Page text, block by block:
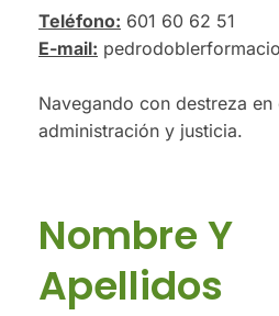
Teléfono: 601 60 62 51
E-mail:
Navegando con destreza en
administración y justicia.
Nombre Y
Apellidos